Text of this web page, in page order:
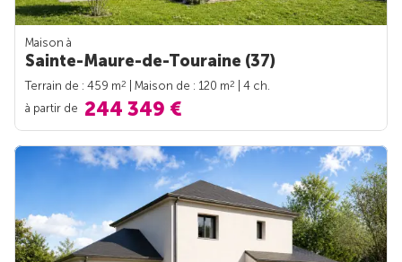
Maison à
Sainte-Maure-de-Touraine (37)
Terrain de : 459 m2 | Maison de : 120 m2
| 4 ch.
à partir de 244 349 €